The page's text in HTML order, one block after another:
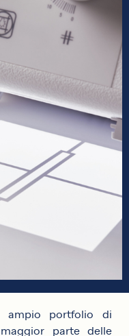
ampio portfolio di
parte delle